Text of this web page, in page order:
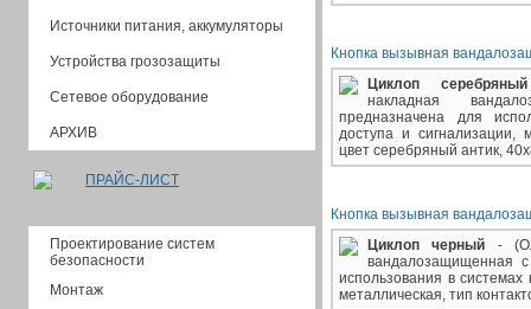
Источники питания, аккумуляторы
Устройства грозозащиты
Сетевое оборудование
АРХИВ
ПРАЙС-ЛИСТ
Проектирование систем
безопасности
Монтаж
Кнопка вызывная
Циклоп серебряный
накладная
предназначена для
доступа и сигнализации,
цвет серебряный антик,
Кнопка вызывная
Циклоп черный -
вандалозащищенная
использования в системах
металлическая, тип